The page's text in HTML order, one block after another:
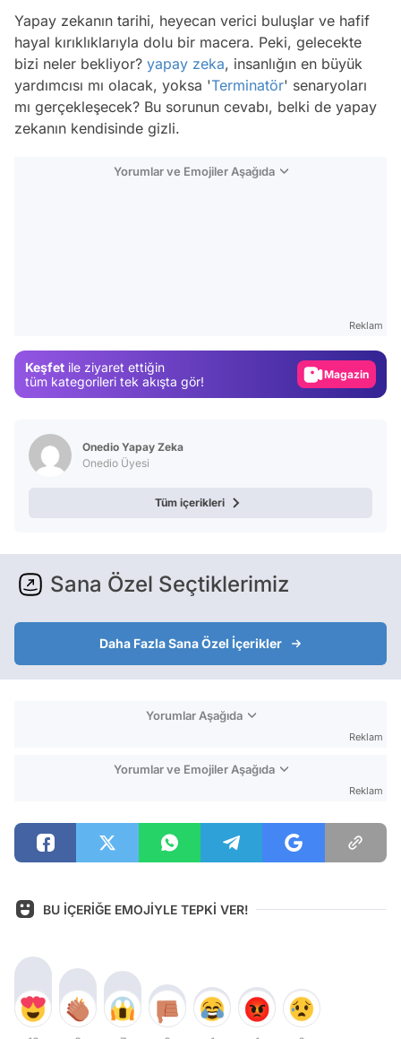
Yapay zekanın tarihi, heyecan verici buluşlar ve hafif
hayal kırıklıklarıyla dolu bir macera. Peki, gelecekte
bizi neler bekliyor? yapay zeka, insanlığın en büyük
yardımcısı mı olacak, yoksa 'Terminatör' senaryoları
mı gerçekleşecek? Bu sorunun cevabı, belki de yapay
zekanın kendisinde gizli.
Yorumlar ve Emojiler Aşağıda
Reklam
Keşfet ile ziyaret ettiğin
tüm kategorileri tek akışta gör!
Gündem
Magazin
Video
Onedio Yapay Zeka
Onedio Üyesi
Tüm içerikleri
Sana Özel Seçtiklerimiz
Daha Fazla Sana Özel İçerikler
Yorumlar Aşağıda
Reklam
Yorumlar ve Emojiler Aşağıda
Reklam
BU İÇERİĞE EMOJİYLE TEPKİ VER!